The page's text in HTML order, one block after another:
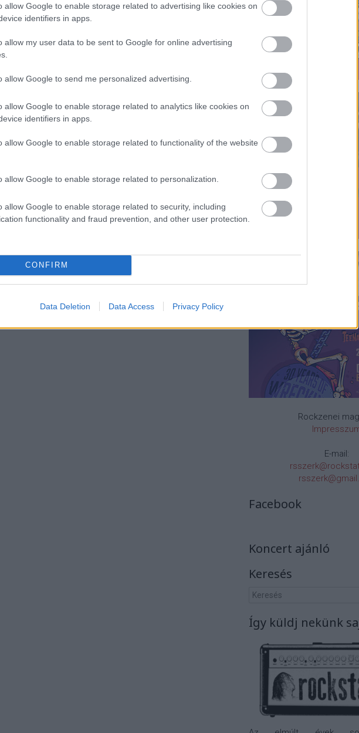
allow Google to enable storage related to advertising like cookies on
identifiers in apps.
allow my user data to be sent to Google for online advertising
allow Google to send me personalized advertising.
allow Google to enable storage related to analytics like cookies on
identifiers in apps.
allow Google to enable storage related to functionality of the website
allow Google to enable storage related to personalization.
allow Google to enable storage related to security, including
functionality and fraud prevention, and other user protection.
CONFIRM
Data Deletion Data Access Privacy Policy
Rockzenei
E-mail:
Facebook
Koncert ajánló
Keresés
Így küldj nekünk